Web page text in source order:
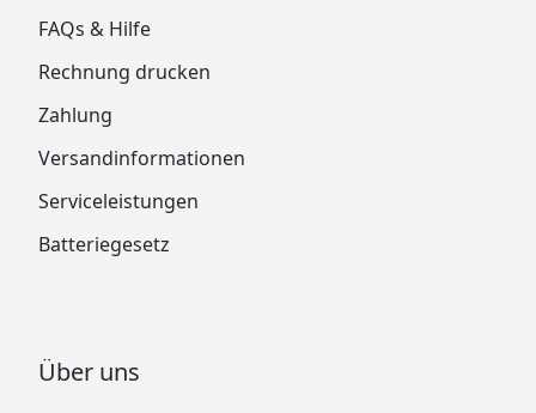
FAQs & Hilfe
Rechnung drucken
Zahlung
Versandinformationen
Serviceleistungen
Batteriegesetz
Über uns